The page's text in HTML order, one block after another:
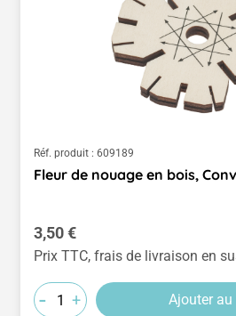
Réf. produit : 609189
Fleur de nouage en bois,
Prix régulier :
3,50 €
Prix TTC, frais de livraison en
- + Ajouter au